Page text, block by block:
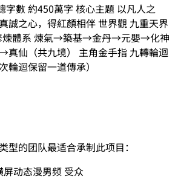
字數 約450萬字 核心主題 以凡人之
誠之心，得紅顏相伴 世界觀 九重天界
煉體系 煉氣→築基→金丹→元嬰→化神
仙（共九境） 主角金手指 九轉輪迴
輪迴保留一道傳承）
型的团队最适合承制此项目：
屏动态漫男频 受众